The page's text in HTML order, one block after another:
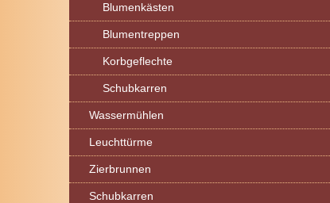
Blumenkästen
Blumentreppen
Korbgeflechte
Schubkarren
Wassermühlen
Leuchttürme
Zierbrunnen
Schubkarren